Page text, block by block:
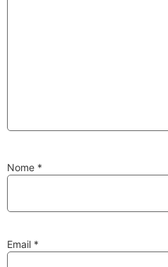
Nome *
Email *